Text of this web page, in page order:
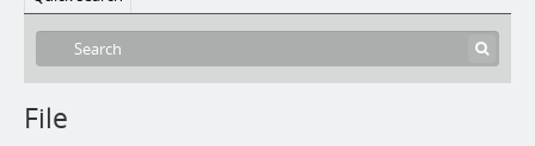
File